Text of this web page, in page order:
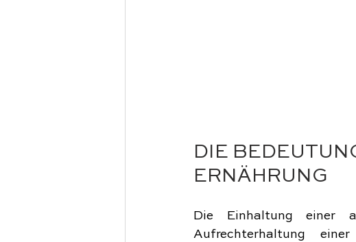
DIE
ERNÄHRUNG
Die Einhaltung einer
Aufrechterhaltung